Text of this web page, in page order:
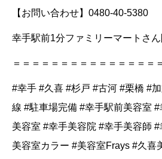
【お問い合わせ】0480-40-5380
幸手駅前1分ファミリーマートさん
＝＝＝＝＝＝＝＝＝＝＝＝＝＝＝＝
#幸手 #久喜 #杉戸 #古河 #栗橋 #
線 #駐車場完備 #幸手駅前美容室
美容室 #幸手美容院 #幸手美容師
美容室カラー #美容室Frays #久喜